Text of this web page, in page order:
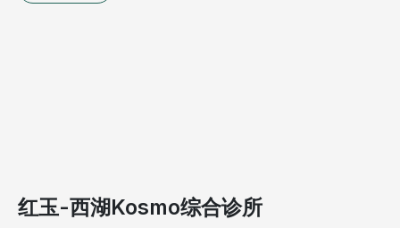
红玉-西湖Kosmo综合诊所